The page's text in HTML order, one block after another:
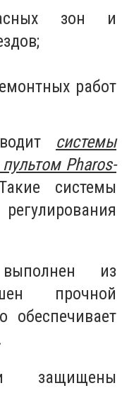
зон и
работ
системы
Pharos-
системы
из
прочной
обеспечивает
защищены